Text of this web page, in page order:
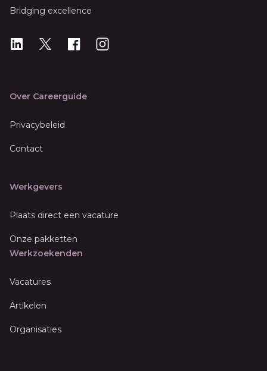
Bridging excellence
LinkedIn
X Instagram
Over Careerguide
Privacybeleid
Contact
Werkgevers
Plaats direct een vacature
Onze pakketten
Werkzoekenden
Vacatures
Artikelen
Organisaties